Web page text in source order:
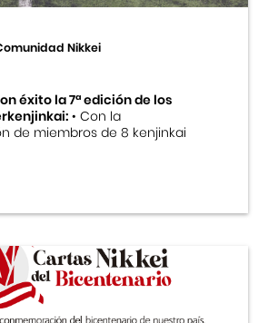
Nikkei
éxito la 7ª edición de los
• Con la
de miembros de 8 kenjinkai